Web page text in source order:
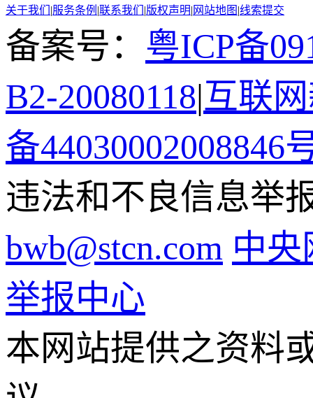
关于我们 |服务条例 |联系我们 |版权声明| 网站地图 |线索提交
备案号： 粤ICP备
B2-20080118|互联
备44030002008846
违法和不良信息举
bwb@stcn.com 中
举报中心
本网站提供之资料